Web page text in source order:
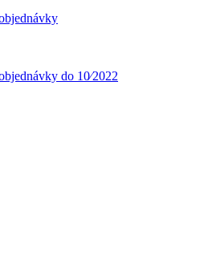
do 10⁄2022